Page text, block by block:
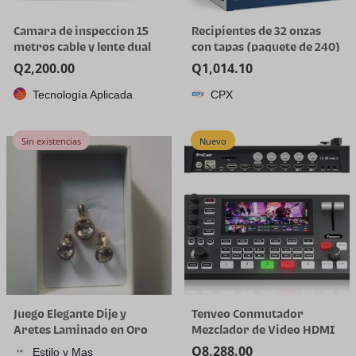
Camara de inspeccion 15
metros cable y lente dual
Q2,200.00
Tecnología Aplicada
Recipientes de 32 onzas
con tapas (paquete de 240)
a granel – Recipiente de
plástico de cuarto de galón
con tapa, desechable, 32
alimentos, recipiente alto
Q1,014.10
CPX
Sin existencias
Juego Elegante Dije y
Aretes Laminado en Oro
Estilo y Mas
Nuevo
Tenveo Conmutador
Mezclador de Video HDMI
4K60FPS, 4*SDI & 4*HDMI
Q8,288.00